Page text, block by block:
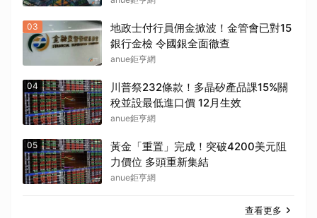
03
地政士付行員佣金掀波！金管會已對15
銀行金檢 令國銀全面徹查
anue鉅亨網
04
川普祭232條款！多晶矽產品課15%關
稅並設最低進口價 12月生效
anue鉅亨網
05
黃金「重置」完成！突破4200美元阻
力價位 多頭重新集結
anue鉅亨網
查看更多